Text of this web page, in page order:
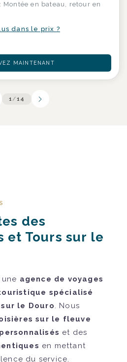
Montée en bateau, retour en
dans le prix ?
MAINTENANT
1/14
des
et Tours sur le
agence de voyages
spécialisé
le Douro. Nous
sur le fleuve
et des
en mettant
du service.